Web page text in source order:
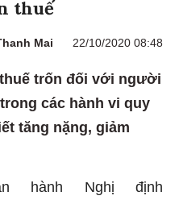
thuế
Mai 22/10/2020 08:48
trốn đối với người
các hành vi quy
tăng nặng, giảm
hành Nghị định